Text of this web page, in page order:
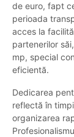
de euro, fapt
perioada
acces la
partenerilor
mp, special
eficientă.
Dedicarea
reflectă în
organizarea